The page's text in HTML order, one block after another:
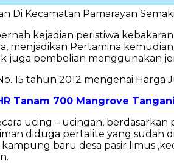
Di Kecamatan Pamarayan
kejadian peristiwa
menjadikan Pertamina
juga pembelian menggunakan
15 tahun 2012 mengenai
Tanam 700 Mangrove
ucing – ucingan,
diduga pertalite yang
kampung baru desa pasir limus